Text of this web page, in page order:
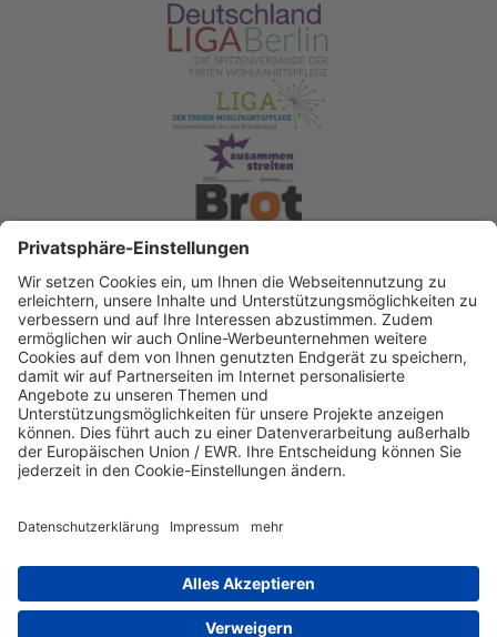
Spendenkonto Diakonisches Werk Berlin-
Brandenburg-schlesische Oberlausitz e.V
Bank für Sozialwirtschaft
IBAN: DE22 3702 0500 0003 2019 00
IBAN kopieren
Direkt Online spenden